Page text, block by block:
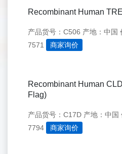
Recombinant Human
产品货号：C506 产地：中国
7571
商家询价
Recombinant Human
Flag)
产品货号：C17D 产地：中国
7794
商家询价